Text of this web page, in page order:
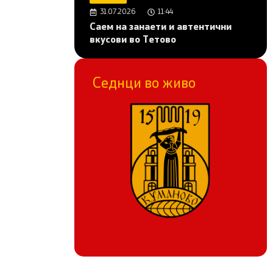
31.07.2026 11:44
Саем на занаети и автентични
вкусови во Тетово
Седнци во живо